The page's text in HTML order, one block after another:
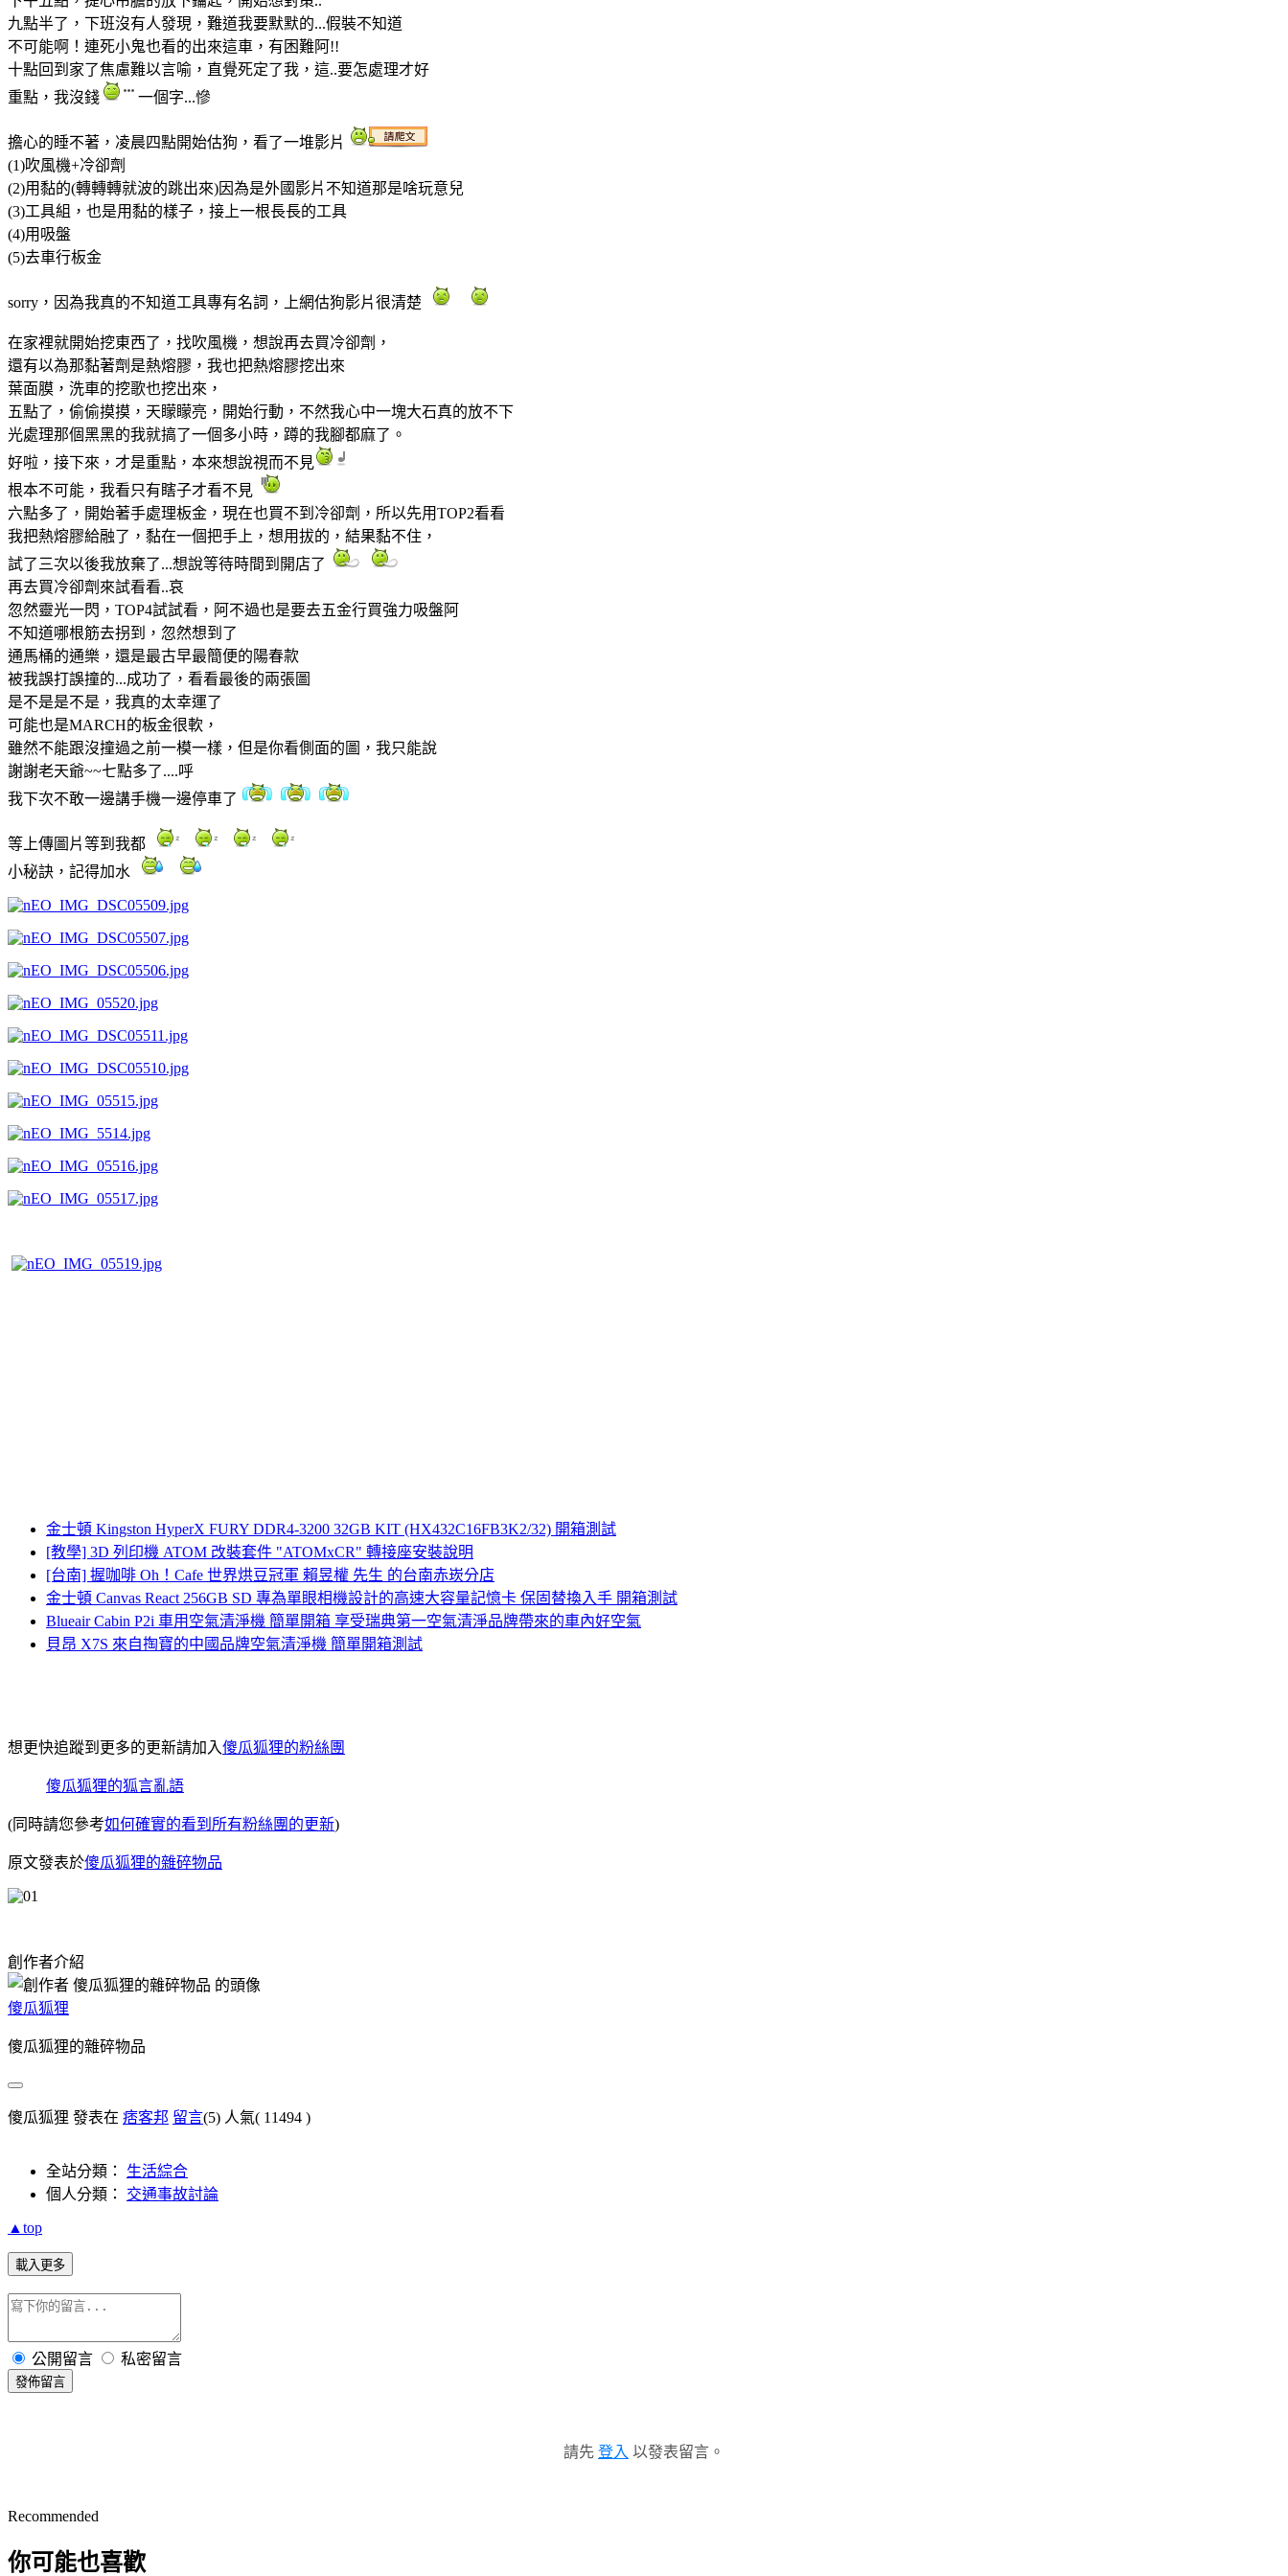
九點半了，下班沒有人發現，難道我要默默的...假裝不知道
不可能啊！連死小鬼也看的出來這車，有困難阿!!
十點回到家了焦慮難以言喻，直覺死定了我，這..要怎處理才好
重點，我沒錢
一個字...慘
擔心的睡不著，凌晨四點開始估狗，看了一堆影片
(1)吹風機+冷卻劑
(2)用黏的(轉轉轉就波的跳出來)因為是外國影片不知道那是啥玩意兒
(3)工具組，也是用黏的樣子，接上一根長長的工具
(4)用吸盤
(5)去車行板金
sorry，因為我真的不知道工具專有名詞，上網估狗影片很清楚
在家裡就開始挖東西了，找吹風機，想說再去買冷卻劑，
還有以為那黏著劑是熱熔膠，我也把熱熔膠挖出來
葉面膜，洗車的挖歌也挖出來，
五點了，偷偷摸摸，天矇矇亮，開始行動，不然我心中一塊大石真的放不下
光處理那個黑黑的我就搞了一個多小時，蹲的我腳都麻了。
好啦，接下來，才是重點，本來想說視而不見
根本不可能，我看只有瞎子才看不見
六點多了，開始著手處理板金，現在也買不到冷卻劑，所以先用TOP2看看
我把熱熔膠給融了，黏在一個把手上，想用拔的，結果黏不住，
試了三次以後我放棄了...想說等待時間到開店了
再去買冷卻劑來試看看..哀
忽然靈光一閃，TOP4試試看，阿不過也是要去五金行買強力吸盤阿
不知道哪根筋去拐到，忽然想到了
通馬桶的通樂，還是最古早最簡便的陽春款
被我誤打誤撞的...成功了，看看最後的兩張圖
是不是是不是，我真的太幸運了
可能也是MARCH的板金很軟，
雖然不能跟沒撞過之前一模一樣，但是你看側面的圖，我只能說
謝謝老天爺~~七點多了....呼
我下次不敢一邊講手機一邊停車了
等上傳圖片等到我都
小秘訣，記得加水
金士頓 Kingston HyperX FURY DDR4-3200 32GB KIT (HX432C16FB3K2/32) 開箱測試
[教學] 3D 列印機 ATOM 改裝套件 "ATOMxCR" 轉接座安裝說明
[台南] 握咖啡 Oh！Cafe 世界烘豆冠軍 賴昱權 先生 的台南赤崁分店
金士頓 Canvas React 256GB SD 專為單眼相機設計的高速大容量記憶卡 保固替換入手 開箱測試
Blueair Cabin P2i 車用空氣清淨機 簡單開箱 享受瑞典第一空氣清淨品牌帶來的車內好空氣
貝昂 X7S 來自掏寶的中國品牌空氣清淨機 簡單開箱測試
想更快追蹤到更多的更新請加入傻瓜狐狸的粉絲團
傻瓜狐狸的狐言亂語
(同時請您參考如何確實的看到所有粉絲團的更新)
原文發表於傻瓜狐狸的雜碎物品
創作者介紹
傻瓜狐狸
傻瓜狐狸的雜碎物品
傻瓜狐狸 發表在 痞客邦 留言(5) 人氣( 11494 )
全站分類： 生活綜合
個人分類： 交通事故討論
▲top
載入更多
公開留言 私密留言
發佈留言
請先 登入 以發表留言。
Recommended
你可能也喜歡